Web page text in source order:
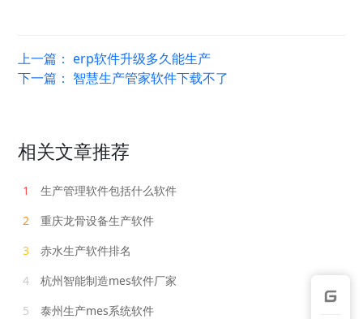
上一篇：erp软件升级多久能生产
下一篇： 智慧生产管家软件下载不了
相关文章推荐
1
生产管理软件包括什么软件
2
重庆龙骨设备生产软件
3
赤水生产软件排名
4
杭州智能制造mes软件厂家
5
泰州生产mes系统软件